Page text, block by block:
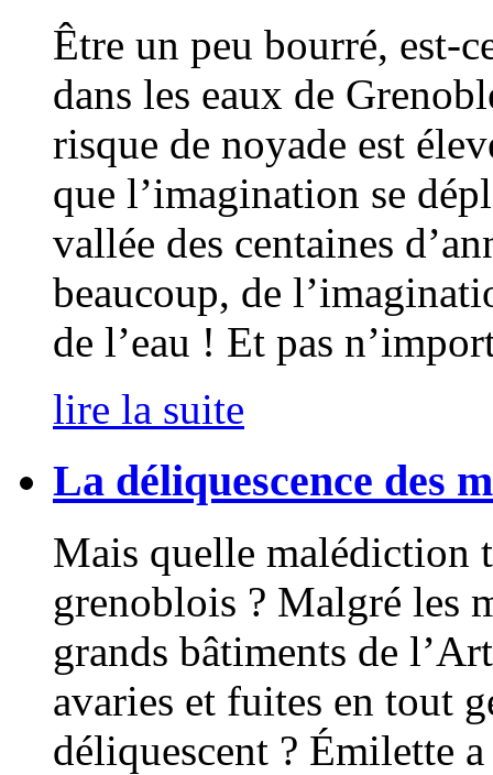
Être un peu bourré, est-
dans les eaux de
risque de noyade est
que l’imagination se
vallée des centaines
beaucoup, de
de l’eau ! Et pas
lire la suite
La déliquescence des
Mais quelle malédiction
grenoblois ? Malgré les
grands bâtiments de
avaries et fuites en tout
déliquescent ? Émilette